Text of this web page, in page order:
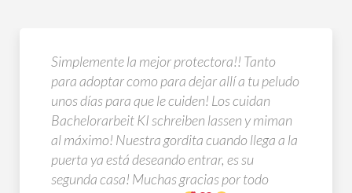
Cuidan con mucho cariño de los perretes, son
súper profesionales y te mandan un video
todos los días. Sekosten ghostwriternota que
viven por y para los perretes. Muchas gracias.
Iván González